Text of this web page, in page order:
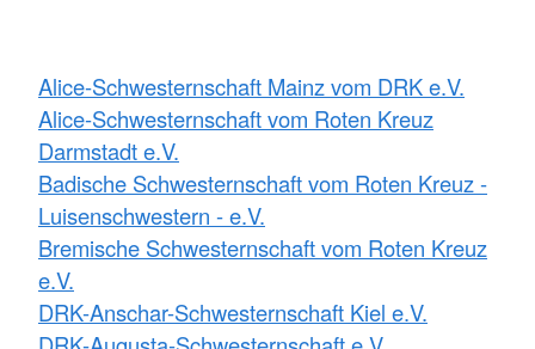
Alice-Schwesternschaft Mainz vom DRK e.V.
Alice-Schwesternschaft vom Roten Kreuz
Darmstadt e.V.
Badische Schwesternschaft vom Roten Kreuz -
Luisenschwestern - e.V.
Bremische Schwesternschaft vom Roten Kreuz
e.V.
DRK-Anschar-Schwesternschaft Kiel e.V.